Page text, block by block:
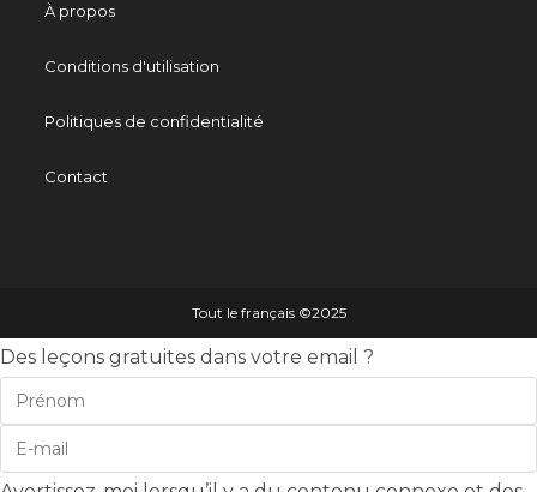
À propos
Conditions d'utilisation
Politiques de confidentialité
Contact
Tout le français ©️2025
Des leçons gratuites dans votre email ?